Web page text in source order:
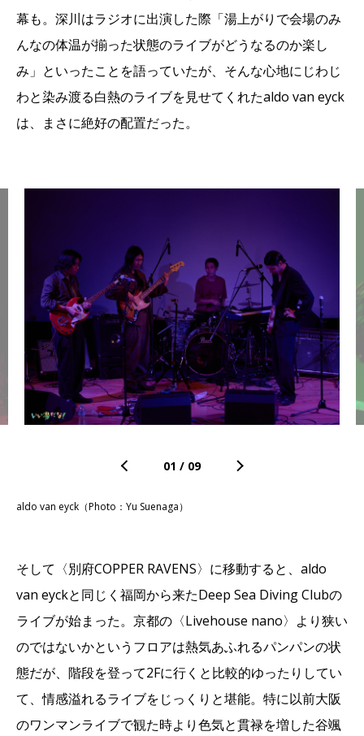
幕も。深川はラジオに出演した際「湯上がりで会場のみ
んなの体温が揃った状態のライブがどうなるのか楽し
み」といったことを語っていたが、そんな心地にじわじ
わと染み渡る白熱のライブを見せてくれたaldo van eyck
は、まさに絶好の配置だった。
01 / 09
aldo van eyck（Photo：Yu Suenaga）
そして〈別府COPPER RAVENS〉に移動すると、aldo
van eyckと同じく福岡から来たDeep Sea Diving Clubの
ライブが始まった。京都の〈Livehouse nano〉より狭い
のではないかというフロアは熱気あふれるパンパンの状
態だが、階段を登って2Fに行くと比較的ゆったりしてい
て、情感溢れるライブをじっくりと堪能。特に以前大阪
のワンマンライブで観た時より色気と貫禄を増した谷颯